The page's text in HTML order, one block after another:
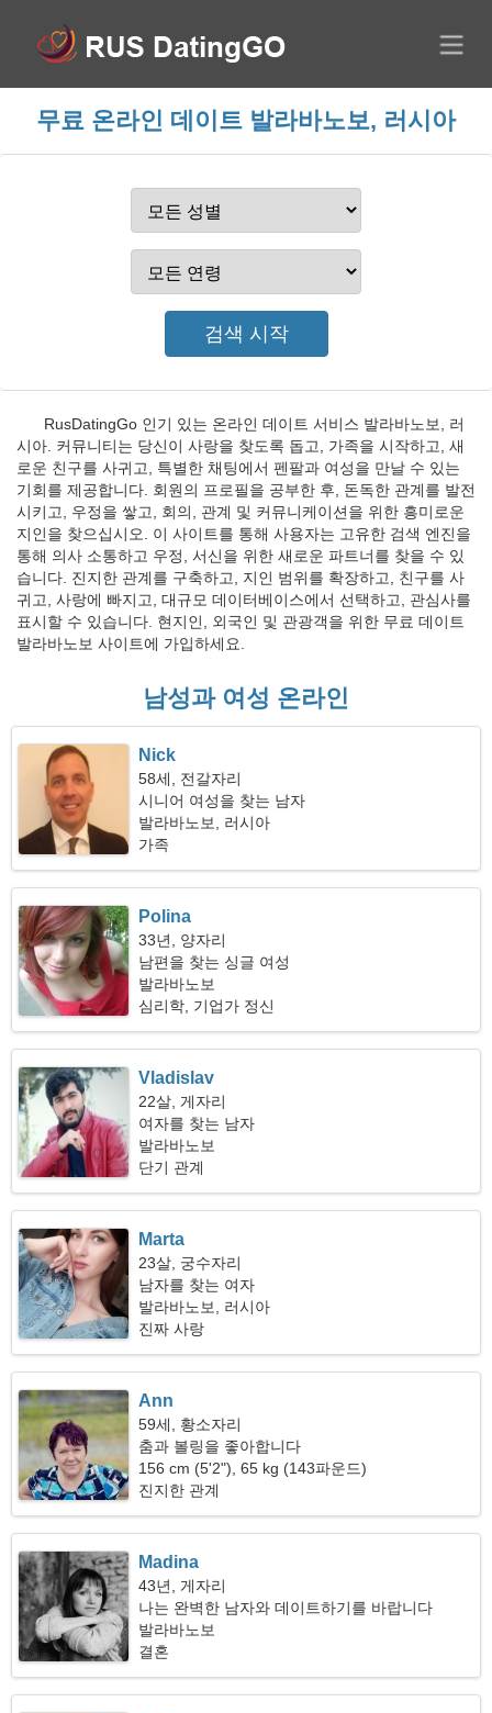
무료 온라인 데이트 발라바노보, 러시아
RusDatingGo 인기 있는 온라인 데이트 서비스 발라바노보, 러
시아. 커뮤니티는 당신이 사랑을 찾도록 돕고, 가족을 시작하고, 새
로운 친구를 사귀고, 특별한 채팅에서 펜팔과 여성을 만날 수 있는
기회를 제공합니다. 회원의 프로필을 공부한 후, 돈독한 관계를 발전
시키고, 우정을 쌓고, 회의, 관계 및 커뮤니케이션을 위한 흥미로운
지인을 찾으십시오. 이 사이트를 통해 사용자는 고유한 검색 엔진을
통해 의사 소통하고 우정, 서신을 위한 새로운 파트너를 찾을 수 있
습니다. 진지한 관계를 구축하고, 지인 범위를 확장하고, 친구를 사
귀고, 사랑에 빠지고, 대규모 데이터베이스에서 선택하고, 관심사를
표시할 수 있습니다. 현지인, 외국인 및 관광객을 위한 무료 데이트
발라바노보 사이트에 가입하세요.
남성과 여성 온라인
Nick
58세, 전갈자리
시니어 여성을 찾는 남자
발라바노보, 러시아
가족
Polina
33년, 양자리
남편을 찾는 싱글 여성
발라바노보
심리학, 기업가 정신
Vladislav
22살, 게자리
여자를 찾는 남자
발라바노보
단기 관계
Marta
23살, 궁수자리
남자를 찾는 여자
발라바노보, 러시아
진짜 사랑
Ann
59세, 황소자리
춤과 볼링을 좋아합니다
156 cm (5'2"), 65 kg (143파운드)
진지한 관계
Madina
43년, 게자리
나는 완벽한 남자와 데이트하기를 바랍니다
발라바노보
결혼